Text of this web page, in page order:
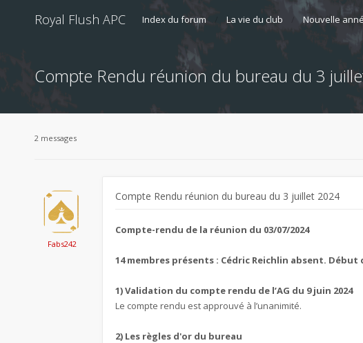
Royal Flush APC Index du forum La vie du club Nouvelle
Compte Rendu réunion du bureau du 3
2 messages
Fabs242
Compte Rendu réunion du bureau du 3 juillet 2024
Compte-rendu de la réunion du 03/07/2024
14 membres présents : Cédric Reichlin absent. Début
1) Validation du compte rendu de l’AG du 9 juin 2024
Le compte rendu est approuvé à l’unanimité.
2) Les règles d'or du bureau